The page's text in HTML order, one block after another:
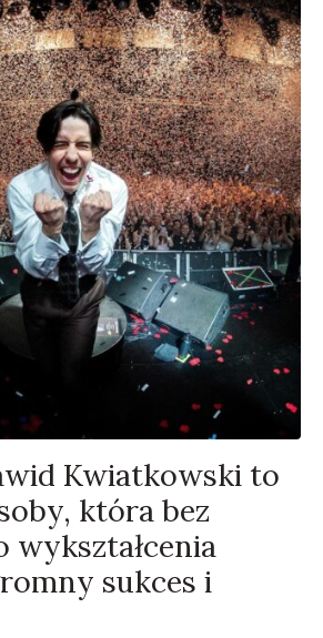
Kwiatkowski to
która bez
wykształcenia
sukces i